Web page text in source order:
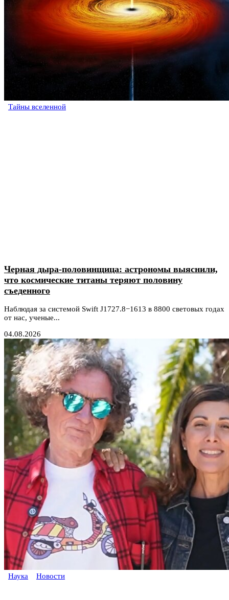
Тайны вселенной
Черная дыра-половинщица: астрономы выяснили,
что космические титаны теряют половину
съеденного
Наблюдая за системой Swift J1727.8−1613 в 8800 световых годах
от нас, ученые...
04.08.2026
Наука Новости